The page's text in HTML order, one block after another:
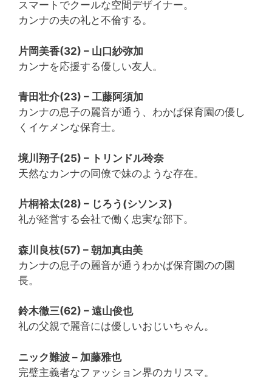
スマートでクールな空間デザイナー。
カンナの夫の礼と不倫する。
片岡美香(32) – 山口紗弥加
カンナを応援する優しい友人。
青田壮介(23) – 工藤阿須加
カンナの息子の麗音が通う、わかば保育園の優し
くイケメンな保育士。
境川翔子(25) – トリンドル玲奈
天然なカンナの同僚で妹のような存在。
片桐裕太(28) – じろう(シソンヌ)
礼が経営する会社で働く忠実な部下。
森川良枝(57) – 朝加真由美
カンナの息子の麗音が通うわかば保育園のの園
長。
鈴木徹三(62) – 遠山俊也
礼の父親で麗音には優しいおじいちゃん。
ニック難波 – 加藤雅也
完璧主義者なファッション界のカリスマ。